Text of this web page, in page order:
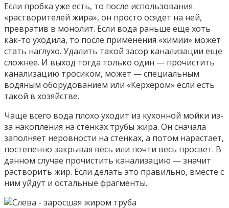
Если пробка уже есть, то после использования
«растворителей жира», он просто осядет на ней,
превратив в монолит. Если вода раньше еще хоть
как-то уходила, то после применения «химии» может
стать наглухо. Удалить такой засор канализации еще
сложнее. И выход тогда только один — прочистить
канализацию тросиком, может — специальным
водяным оборудованием или «Керхером» если есть
такой в хозяйстве.
Чаще всего вода плохо уходит из кухонной мойки из-
за накопления на стенках трубы жира. Он сначала
заполняет неровности на стенках, а потом нарастает,
постепенно закрывая весь или почти весь просвет. В
данном случае прочистить канализацию — значит
растворить жир. Если делать это правильно, вместе с
ним уйдут и остальные фрагменты.